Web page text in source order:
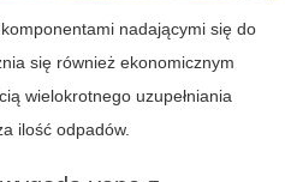
nadającymi się do
się również ekonomicznym
wielokrotnego uzupełniania
ilość odpadów.